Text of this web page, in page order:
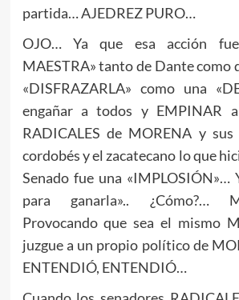
partida… AJEDREZ PURO…
OJO… Ya que esa acción
MAESTRA» tanto de Dante como
«DISFRAZARLA» como una
engañar a todos y EMPINAR
RADICALES de MORENA y
cordobés y el zacatecano lo que
Senado fue una «IMPLOSIÓN»…
para ganarla».. ¿Cómo?…
Provocando que sea el mismo
juzgue a un propio político de
ENTENDIÓ, ENTENDIÓ…